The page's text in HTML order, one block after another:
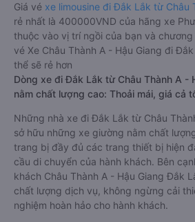
Giá vé xe limousine đi Đắk Lắk từ Châu
rẻ nhất là 400000VND của hãng xe
thuộc vào vị trí ngồi của bạn và
vé Xe Châu Thành A - Hậu Giang đi
thể sẽ rẻ hơn
Dòng xe đi Đắk Lắk từ Châu Thành A -
nằm chất lượng cao: Thoải mái, giá cả
Những nhà xe đi Đắk Lắk từ Châu
sở hữu những xe giường nằm chất
trang bị đầy đủ các trang thiết bị hiện
cầu di chuyển của hành khách. Bên
khách Châu Thành A - Hậu Giang Đắk
chất lượng dịch vụ, không ngừng cải
nghiệm hoàn hảo cho hành khách.